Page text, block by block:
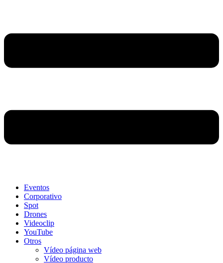
Eventos
Corporativo
Spot
Drones
Videoclip
YouTube
Otros
Vídeo página web
Vídeo producto